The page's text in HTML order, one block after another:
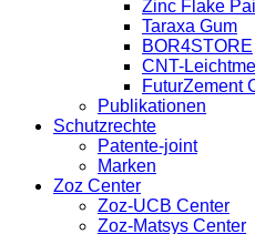
Zinc Flake
Taraxa Gum
BOR4STORE
CNT-
FuturZement
Publikationen
Schutzrechte
Patente-joint
Marken
Zoz Center
Zoz-UCB Center
Zoz-Matsys Center